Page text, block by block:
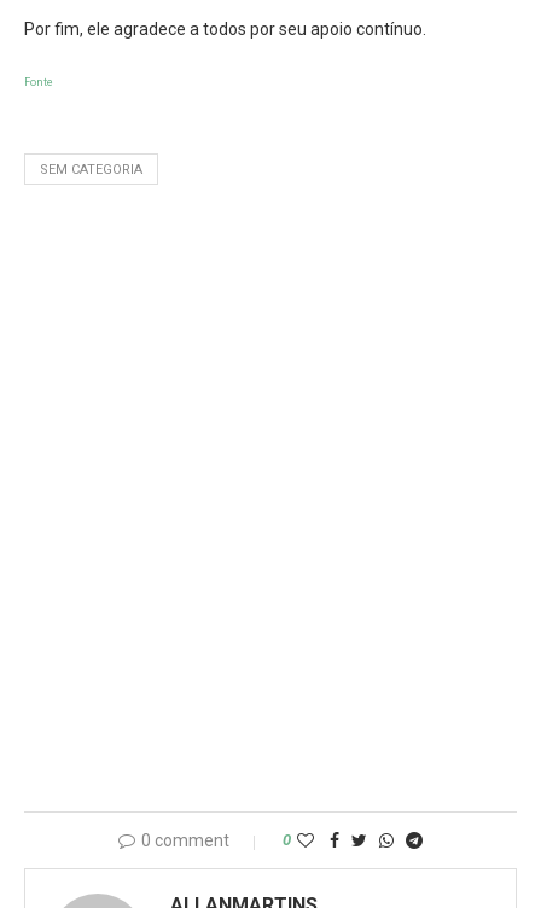
Por fim, ele agradece a todos por seu apoio contínuo.
Fonte
SEM CATEGORIA
0 comment 0